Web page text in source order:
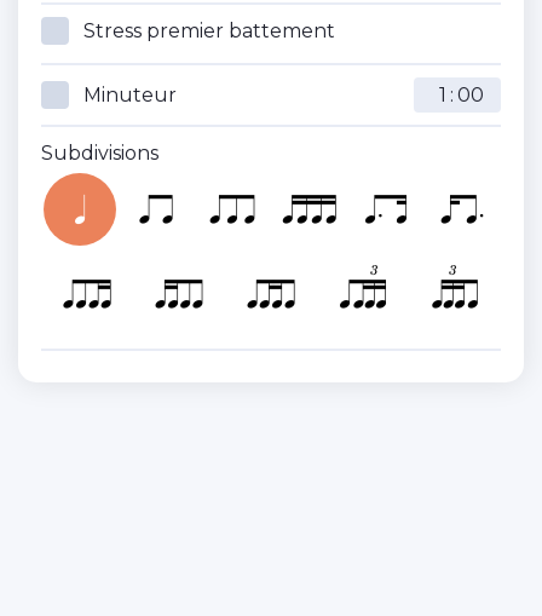
Stress premier battement
Minuteur :
Subdivisions